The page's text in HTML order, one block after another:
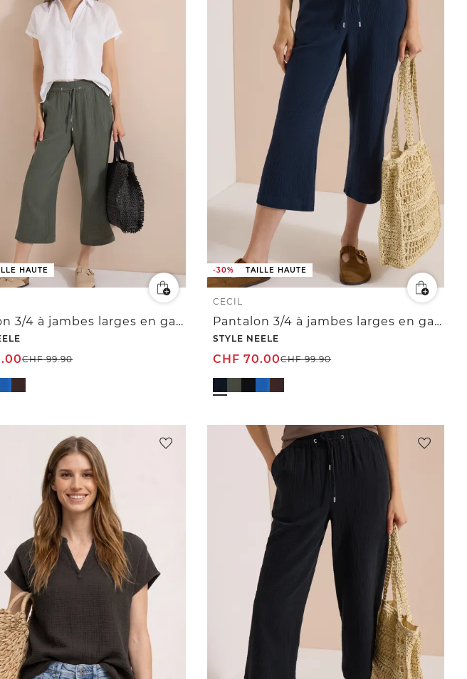
HAUTE
Pantalon 3/4 à jambes larges en gaze de coton
CHF99.90
-30% TAILLE HAUTE
CECIL
Pantalon 3/4 à jambes larges en gaze de coton
STYLE NEELE
CHF 70.00CHF99.90